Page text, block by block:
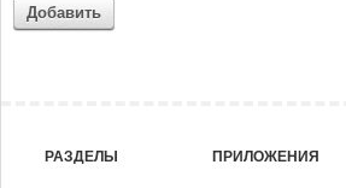
Добавить
РАЗДЕЛЫ ПРИЛОЖЕНИЯ